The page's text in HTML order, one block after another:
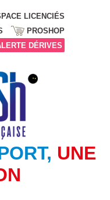
LICENCIÉS
PROSHOP
DÉRIVES
UNE